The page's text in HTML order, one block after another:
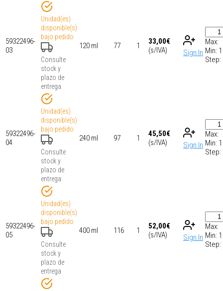
59322496-
03
Unidad(es)
disponible(s)
bajo pedido
Consulte
stock y
plazo de
entrega
120 ml 77 1 33,00€
(s/IVA)
Sign In
Max:
Min: 1
Step:
59322496-
04
Unidad(es)
disponible(s)
bajo pedido
Consulte
stock y
plazo de
entrega
240 ml 97 1 45,50€
(s/IVA)
Sign In
Max:
Min: 1
Step:
59322496-
05
Unidad(es)
disponible(s)
bajo pedido
Consulte
stock y
plazo de
entrega
400 ml 116 1 52,00€
(s/IVA)
Sign In
Max:
Min: 1
Step: